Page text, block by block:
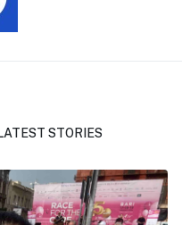
STORIES